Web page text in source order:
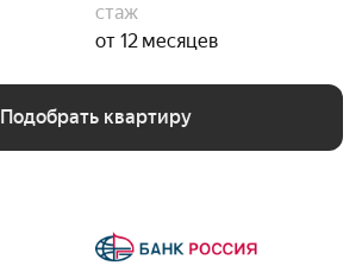
стаж
от 12 месяцев
Подобрать квартиру